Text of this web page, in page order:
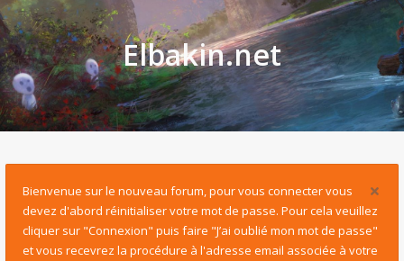
Elbakin.net
Bienvenue sur le nouveau forum, pour vous connecter vous
devez d'abord réinitialiser votre mot de passe. Pour cela veuillez
cliquer sur "Connexion" puis faire "J’ai oublié mon mot de passe"
et vous recevrez la procédure à l'adresse email associée à votre